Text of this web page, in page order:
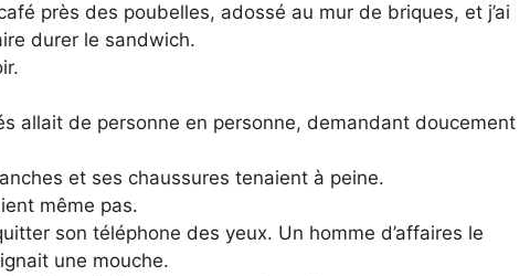
près des poubelles, adossé au mur de briques, et j’ai
durer le sandwich.
allait de personne en personne, demandant doucement
et ses chaussures tenaient à peine.
même pas.
son téléphone des yeux. Un homme d’affaires le
une mouche.